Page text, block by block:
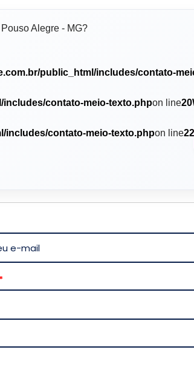
Alegre - MG?
public_html/includes/contato-
contato-meio-texto.phpon line20
includes/contato-meio-texto.phpon line22
*